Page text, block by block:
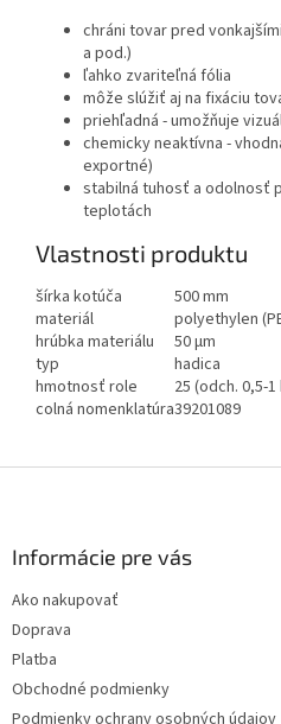
chráni tovar pred
a pod.)
ľahko zvariteľná fólia
môže slúžiť aj na fixáciu
priehľadná - umožňuje
chemicky neaktívna -
exportné)
stabilná tuhosť a odolnosť
teplotách
Vlastnosti produktu
šírka kotúča
500 mm
materiál
polyethylen
hrúbka materiálu
50 µm
typ
hadica
hmotnosť role
25 (odch. 0,5-
colná nomenklatúra39201089
Informácie pre vás
Ako nakupovať
Doprava
Platba
Obchodné podmienky
Podmienky ochrany osobných údajov